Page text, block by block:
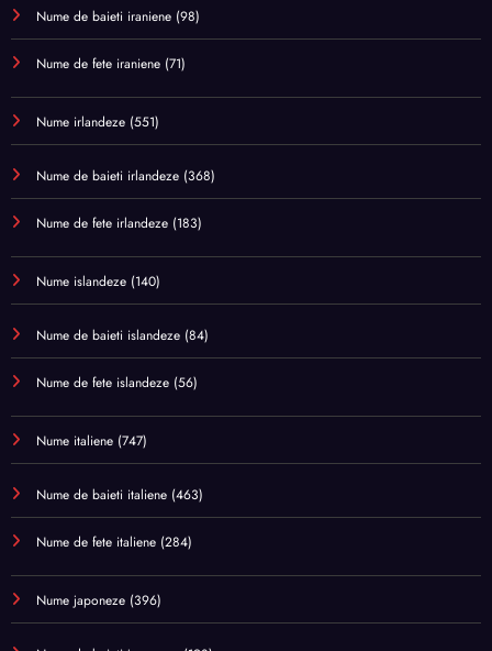
Nume de baieti iraniene (98)
Nume de fete iraniene (71)
Nume irlandeze (551)
Nume de baieti irlandeze (368)
Nume de fete irlandeze (183)
Nume islandeze (140)
Nume de baieti islandeze (84)
Nume de fete islandeze (56)
Nume italiene (747)
Nume de baieti italiene (463)
Nume de fete italiene (284)
Nume japoneze (396)